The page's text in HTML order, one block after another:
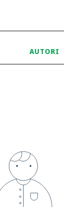
AUTORI